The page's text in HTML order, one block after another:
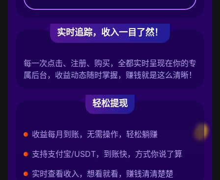
实时追踪，收入一目了然！
每一次点击、注册、购买，全都实时呈现在你的专
属后台，收益动态随时掌握，赚钱就是这么清晰！
轻松提现
收益每月到账，无需操作，轻松躺赚
支持支付宝/USDT，到账快，方式你说了算
实时查看收入，想看就看，赚钱清清楚楚